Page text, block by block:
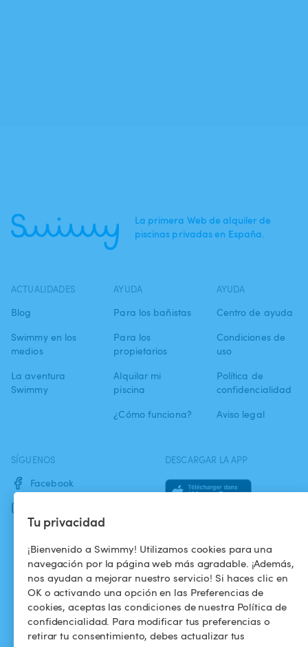
Tu privacidad
¡Bienvenido a Swimmy! Utilizamos cookies para una
navegación por la página web más agradable. ¡Además,
nos ayudan a mejorar nuestro servicio! Si haces clic en
OK o activando una opción en las Preferencias de
cookies, aceptas las condiciones de nuestra Política de
confidencialidad. Para modificar tus preferencias o
retirar tu consentimiento, debes actualizar tus
La primera Web de alquiler de
piscinas privadas en España.
ACTUALIDADES
Blog
Swimmy en los
medios
La aventura
Swimmy
AYUDA
Para los bañistas
Para los
propietarios
Alquilar mi
piscina
¿Cómo funciona?
AYUDA
Centro de ayuda
Condiciones de
uso
Política de
confidencialidad
Aviso legal
SÍGUENOS
Facebook
DESCARGAR LA APP